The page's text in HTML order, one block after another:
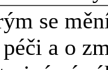
se
a o